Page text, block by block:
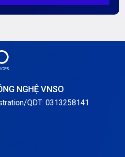
riêng)
NGHỆ VNSO
QDT: 0313258141